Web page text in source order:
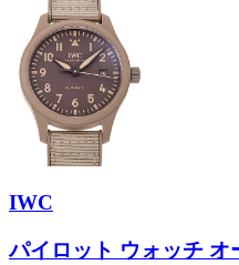
IWC
パイロット ウォッチ